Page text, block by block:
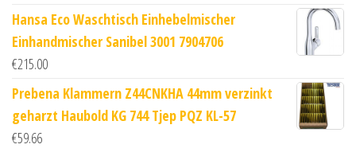
Hansa Eco Waschtisch Einhebelmischer
Einhandmischer Sanibel 3001 7904706
€215.00
Prebena Klammern Z44CNKHA 44mm verzinkt
geharzt Haubold KG 744 Tjep PQZ KL-57
€59.66